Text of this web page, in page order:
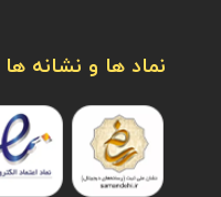
نماد ها و نشانه ها